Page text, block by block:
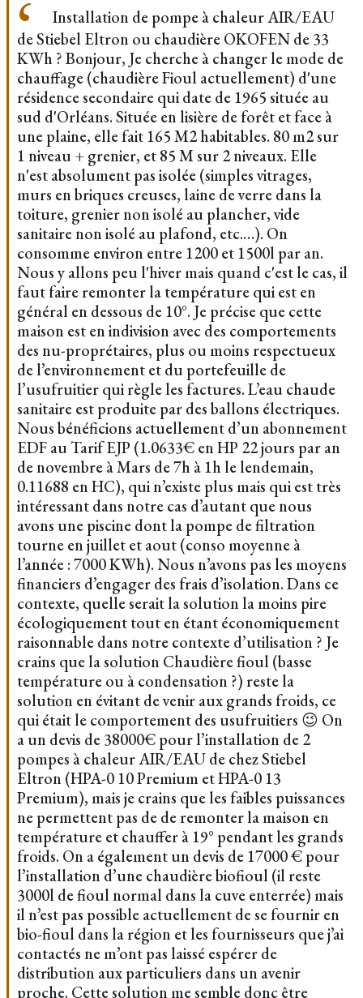
Installation de pompe à chaleur AIR/EAU
de Stiebel Eltron ou chaudière OKOFEN de 33
KWh ? Bonjour, Je cherche à changer le mode de
chauffage (chaudière Fioul actuellement) d'une
résidence secondaire qui date de 1965 située au
sud d'Orléans. Située en lisière de forêt et face à
une plaine, elle fait 165 M2 habitables. 80 m2 sur
1 niveau + grenier, et 85 M sur 2 niveaux. Elle
n'est absolument pas isolée (simples vitrages,
murs en briques creuses, laine de verre dans la
toiture, grenier non isolé au plancher, vide
sanitaire non isolé au plafond, etc.…). On
consomme environ entre 1200 et 1500l par an.
Nous y allons peu l'hiver mais quand c'est le cas, il
faut faire remonter la température qui est en
général en dessous de 10°. Je précise que cette
maison est en indivision avec des comportements
des nu-proprétaires, plus ou moins respectueux
de l’environnement et du portefeuille de
l’usufruitier qui règle les factures. L’eau chaude
sanitaire est produite par des ballons électriques.
Nous bénéficions actuellement d’un abonnement
EDF au Tarif EJP (1.0633€ en HP 22 jours par an
de novembre à Mars de 7h à 1h le lendemain,
0.11688 en HC), qui n’existe plus mais qui est très
intéressant dans notre cas d’autant que nous
avons une piscine dont la pompe de filtration
tourne en juillet et aout (conso moyenne à
l’année : 7000 KWh). Nous n’avons pas les moyens
financiers d’engager des frais d’isolation. Dans ce
contexte, quelle serait la solution la moins pire
écologiquement tout en étant économiquement
raisonnable dans notre contexte d’utilisation ? Je
crains que la solution Chaudière fioul (basse
température ou à condensation ?) reste la
solution en évitant de venir aux grands froids, ce
qui était le comportement des usufruitiers 😉 On
a un devis de 38000€ pour l’installation de 2
pompes à chaleur AIR/EAU de chez Stiebel
Eltron (HPA-0 10 Premium et HPA-0 13
Premium), mais je crains que les faibles puissances
ne permettent pas de de remonter la maison en
température et chauffer à 19° pendant les grands
froids. On a également un devis de 17000 € pour
l’installation d’une chaudière biofioul (il reste
3000l de fioul normal dans la cuve enterrée) mais
il n’est pas possible actuellement de se fournir en
bio-fioul dans la région et les fournisseurs que j’ai
contactés ne m’ont pas laissé espérer de
distribution aux particuliers dans un avenir
proche. Cette solution me semble donc être